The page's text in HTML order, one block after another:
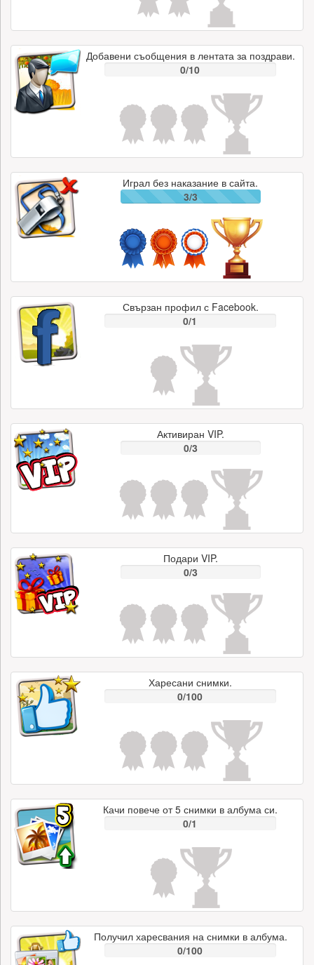
Добавени съобщения в лентата за поздрави.
0/10
Играл без наказание в сайта.
3/3
Свързан профил с Facebook.
0/1
Активиран VIP.
0/3
Подари VIP.
0/3
Харесани снимки.
0/100
Качи повече от 5 снимки в албума си.
0/1
Получил харесвания на снимки в албума.
0/100